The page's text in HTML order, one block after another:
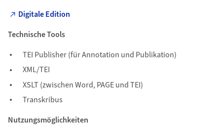
Digitale Edition
Technische Tools
TEI Publisher (für Annotation und Publikation)
XML/TEI
XSLT (zwischen Word, PAGE und TEI)
Transkribus
Nutzungsmöglichkeiten